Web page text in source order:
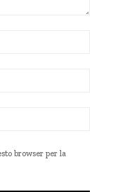
browser per la